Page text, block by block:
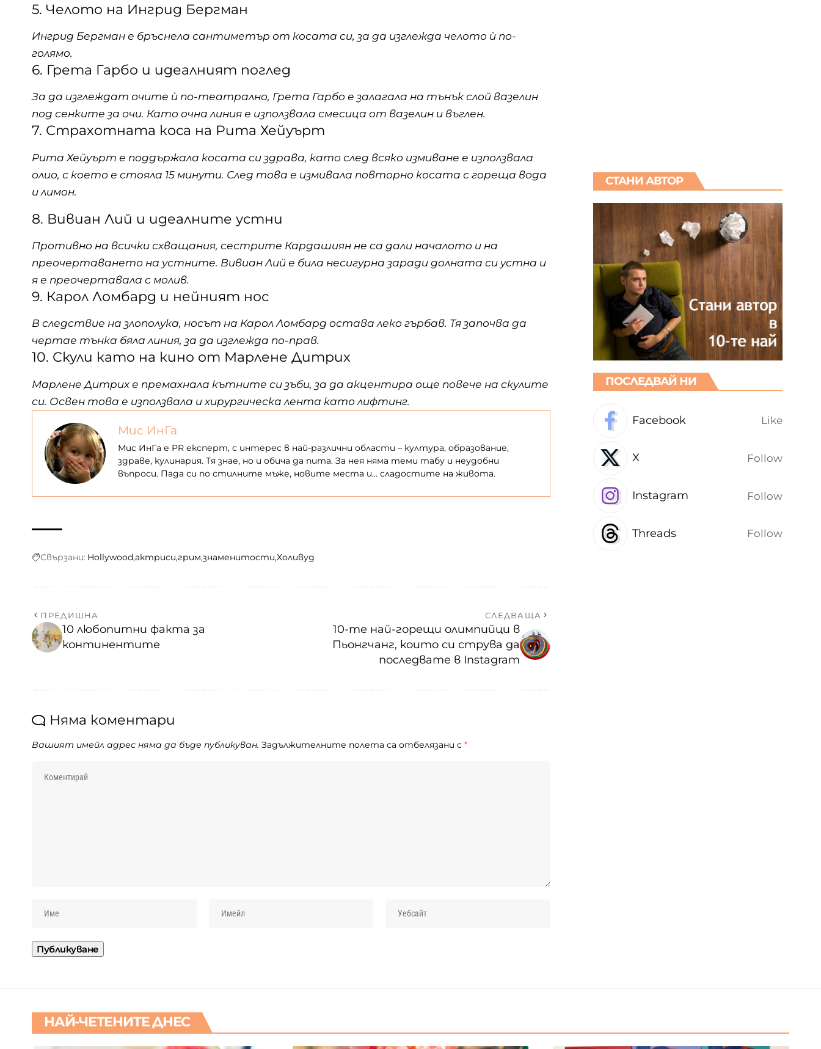
5. Челото на Ингрид Бергман
Ингрид Бергман е бръснела сантиметър от косата си, за да изглежда челото ѝ по-
голямо.
6. Грета Гарбо и идеалният поглед
За да изглеждат очите ѝ по-театрално, Грета Гарбо е залагала на тънък слой вазелин
под сенките за очи. Като очна линия е използвала смесица от вазелин и въглен.
7. Страхотната коса на Рита Хейуърт
Рита Хейуърт е поддържала косата си здрава, като след всяко измиване е използвала
олио, с което е стояла 15 минути. След това е измивала повторно косата с гореща вода
и лимон.
8. Вивиан Лий и идеалните устни
Противно на всички схващания, сестрите Кардашиян не са дали началото и на
преочертаването на устните. Вивиан Лий е била несигурна заради долната си устна и
я е преочертавала с молив.
9. Карол Ломбард и нейният нос
В следствие на злополука, носът на Карол Ломбард остава леко гърбав. Тя започва да
чертае тънка бяла линия, за да изглежда по-прав.
10. Скули като на кино от Марлене Дитрих
Марлене Дитрих е премахнала кътните си зъби, за да акцентира още повече на скулите
си. Освен това е използвала и хирургическа лента като лифтинг.
Мис ИнГа
Мис ИнГа е PR експерт, с интерес в най-различни области – култура, образование,
здраве, кулинария. Тя знае, но и обича да пита. За нея няма теми табу и неудобни
въпроси. Пада си по стилните мъже, новите места и… сладостите на живота.
Свързани: Hollywoodактриси грим знаменитости Холивуд
ПРЕДИШНА
10 любопитни факта за
континентите
СЛЕДВАЩА
10-те най-горещи олимпийци в
Пьонгчанг, които си струва да
последвате в Instagram
Няма коментари
Вашият имейл адрес няма да бъде публикуван. Задължителните полета са отбелязани с *
СТАНИ АВТОР
ПОСЛЕДВАЙ НИ
Facebook Like
X Follow
Instagram Follow
Threads Follow
НАЙ-ЧЕТЕНИТЕ ДНЕС